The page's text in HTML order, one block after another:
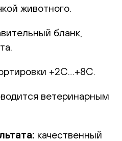
животного.
бланк,
+2С…+8С.
ветеринарным
качественный